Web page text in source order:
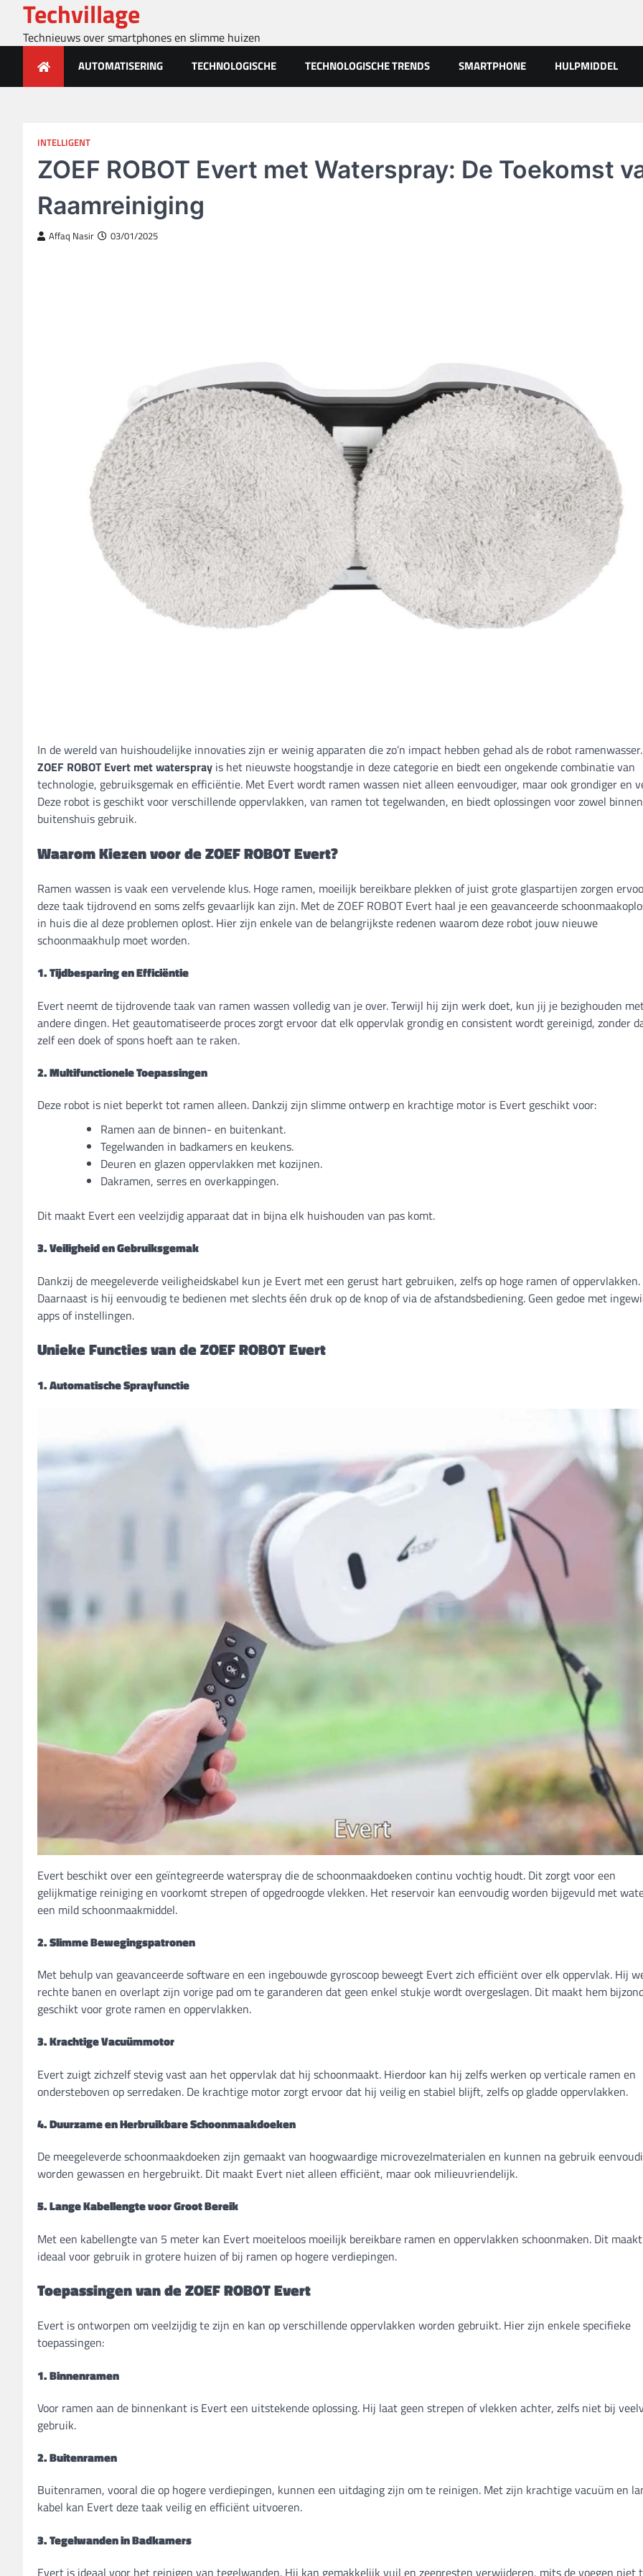
content
Techvillage
Technieuws over smartphones en slimme huizen
AUTOMATISERING TECHNOLOGISCHE TECHNOLOGISCHE TRENDS SMARTPHONE HULPMIDDEL
INTELLIGENT
ZOEF ROBOT Evert met Waterspray: De Toekomst
Raamreiniging
Affaq Nasir 03/01/2025
In de wereld van huishoudelijke innovaties zijn er weinig apparaten die zo’n impact hebben gehad als de robot
ZOEF ROBOT Evert met waterspray is het nieuwste hoogstandje in deze categorie en biedt een ongekende combinatie van
technologie, gebruiksgemak en efficiëntie. Met Evert wordt ramen wassen niet alleen eenvoudiger, maar ook grondiger en
Deze robot is geschikt voor verschillende oppervlakken, van ramen tot tegelwanden, en biedt oplossingen voor zowel
buitenshuis gebruik.
Waarom Kiezen voor de ZOEF ROBOT Evert?
Ramen wassen is vaak een vervelende klus. Hoge ramen, moeilijk bereikbare plekken of juist grote glaspartijen zorgen
deze taak tijdrovend en soms zelfs gevaarlijk kan zijn. Met de ZOEF ROBOT Evert haal je een geavanceerde
in huis die al deze problemen oplost. Hier zijn enkele van de belangrijkste redenen waarom deze robot jouw nieuwe
schoonmaakhulp moet worden.
1. Tijdbesparing en Efficiëntie
Evert neemt de tijdrovende taak van ramen wassen volledig van je over. Terwijl hij zijn werk doet, kun jij je bezighouden
andere dingen. Het geautomatiseerde proces zorgt ervoor dat elk oppervlak grondig en consistent wordt gereinigd, zonder
zelf een doek of spons hoeft aan te raken.
2. Multifunctionele Toepassingen
Deze robot is niet beperkt tot ramen alleen. Dankzij zijn slimme ontwerp en krachtige motor is Evert geschikt voor:
Ramen aan de binnen- en buitenkant.
Tegelwanden in badkamers en keukens.
Deuren en glazen oppervlakken met kozijnen.
Dakramen, serres en overkappingen.
Dit maakt Evert een veelzijdig apparaat dat in bijna elk huishouden van pas komt.
3. Veiligheid en Gebruiksgemak
Dankzij de meegeleverde veiligheidskabel kun je Evert met een gerust hart gebruiken, zelfs op hoge ramen of oppervlakken.
Daarnaast is hij eenvoudig te bedienen met slechts één druk op de knop of via de afstandsbediening. Geen gedoe met
apps of instellingen.
Unieke Functies van de ZOEF ROBOT Evert
1. Automatische Sprayfunctie
Evert beschikt over een geïntegreerde waterspray die de schoonmaakdoeken continu vochtig houdt. Dit zorgt voor een
gelijkmatige reiniging en voorkomt strepen of opgedroogde vlekken. Het reservoir kan eenvoudig worden bijgevuld met
een mild schoonmaakmiddel.
2. Slimme Bewegingspatronen
Met behulp van geavanceerde software en een ingebouwde gyroscoop beweegt Evert zich efficiënt over elk oppervlak. Hij
rechte banen en overlapt zijn vorige pad om te garanderen dat geen enkel stukje wordt overgeslagen. Dit maakt hem
geschikt voor grote ramen en oppervlakken.
3. Krachtige Vacuümmotor
Evert zuigt zichzelf stevig vast aan het oppervlak dat hij schoonmaakt. Hierdoor kan hij zelfs werken op verticale ramen en
ondersteboven op serredaken. De krachtige motor zorgt ervoor dat hij veilig en stabiel blijft, zelfs op gladde oppervlakken.
4. Duurzame en Herbruikbare Schoonmaakdoeken
De meegeleverde schoonmaakdoeken zijn gemaakt van hoogwaardige microvezelmaterialen en kunnen na gebruik
worden gewassen en hergebruikt. Dit maakt Evert niet alleen efficiënt, maar ook milieuvriendelijk.
5. Lange Kabellengte voor Groot Bereik
Met een kabellengte van 5 meter kan Evert moeiteloos moeilijk bereikbare ramen en oppervlakken schoonmaken. Dit
ideaal voor gebruik in grotere huizen of bij ramen op hogere verdiepingen.
Toepassingen van de ZOEF ROBOT Evert
Evert is ontworpen om veelzijdig te zijn en kan op verschillende oppervlakken worden gebruikt. Hier zijn enkele specifieke
toepassingen:
1. Binnenramen
Voor ramen aan de binnenkant is Evert een uitstekende oplossing. Hij laat geen strepen of vlekken achter, zelfs niet bij
gebruik.
2. Buitenramen
Buitenramen, vooral die op hogere verdiepingen, kunnen een uitdaging zijn om te reinigen. Met zijn krachtige vacuüm en
kabel kan Evert deze taak veilig en efficiënt uitvoeren.
3. Tegelwanden in Badkamers
Evert is ideaal voor het reinigen van tegelwanden. Hij kan gemakkelijk vuil en zeepresten verwijderen, mits de voegen niet